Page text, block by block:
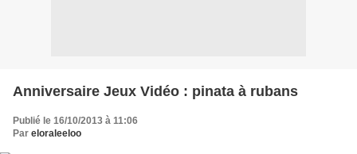
Anniversaire Jeux Vidéo : pinata à rubans
Publié le 16/10/2013 à 11:06
Par eloraleeloo